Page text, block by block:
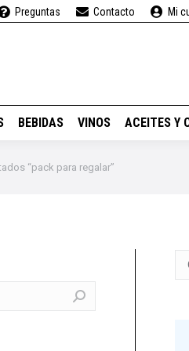
Preguntas Contacto Mi
BEBIDAS VINOS ACEITES Y
“pack para regalar”
QUESOS Y EMBUTIDOS